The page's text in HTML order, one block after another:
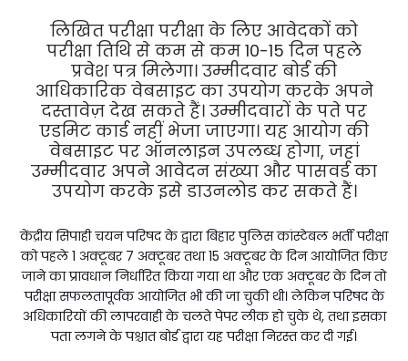
लिखित परीक्षा परीक्षा के लिए आवेदकों को
परीक्षा तिथि से कम से कम 10-15 दिन पहले
प्रवेश पत्र मिलेगा। उम्मीदवार बोर्ड की
आधिकारिक वेबसाइट का उपयोग करके अपने
दस्तावेज़ देख सकते हैं। उम्मीदवारों के पते पर
एडमिट कार्ड नहीं भेजा जाएगा। यह आयोग की
वेबसाइट पर ऑनलाइन उपलब्ध होगा, जहां
उम्मीदवार अपने आवेदन संख्या और पासवर्ड का
उपयोग करके इसे डाउनलोड कर सकते हैं।
केंद्रीय सिपाही चयन परिषद के द्वारा बिहार पुलिस कांस्टेबल भर्ती परीक्षा
को पहले 1 अक्टूबर 7 अक्टूबर तथा 15 अक्टूबर के दिन आयोजित किए
जाने का प्रावधान निर्धारित किया गया था और एक अक्टूबर के दिन तो
परीक्षा सफलतापूर्वक आयोजित भी की जा चुकी थी। लेकिन परिषद के
अधिकारियों की लापरवाही के चलते पेपर लीक हो चुके थे, तथा इसका
पता लगने के पश्चात बोर्ड द्वारा यह परीक्षा निरस्त कर दी गई।